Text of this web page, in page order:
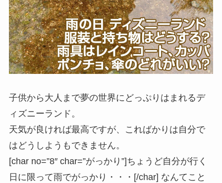
子供から大人まで夢の世界にどっぷりはまれるデ
ィズニーランド。
天気が良ければ最高ですが、こればかりは自分で
はどうしようもできません。
[char no=”8″ char=”がっかり”]ちょうど自分が行く
日に限って雨でがっかり・・・ [/char] なんてこと